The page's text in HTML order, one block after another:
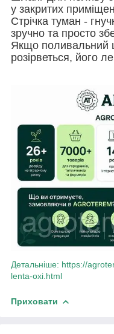
у закритих
Стрічка туман -
зручно та просто
Якщо поливальний
розірветься, його
Детальніше: https://
lenta-oxi.html
Приховати